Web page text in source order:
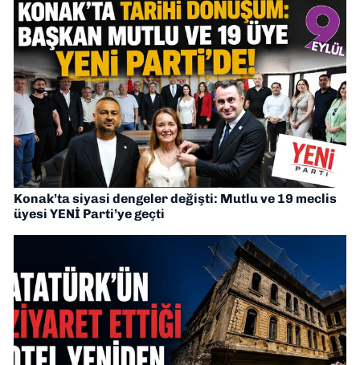
Konak’ta siyasi dengeler değişti: Mutlu ve 19 meclis
üyesi YENİ Parti’ye geçti